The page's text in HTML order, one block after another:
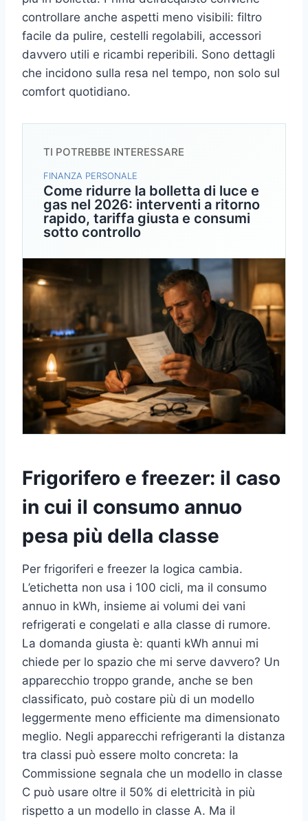
controllare anche aspetti meno visibili: filtro
facile da pulire, cestelli regolabili, accessori
davvero utili e ricambi reperibili. Sono dettagli
che incidono sulla resa nel tempo, non solo sul
comfort quotidiano.
TI POTREBBE INTERESSARE
FINANZA PERSONALE
Come ridurre la bolletta di luce e
gas nel 2026: interventi a ritorno
rapido, tariffa giusta e consumi
sotto controllo
Frigorifero e freezer: il caso
in cui il consumo annuo
pesa più della classe
Per frigoriferi e freezer la logica cambia.
L’etichetta non usa i 100 cicli, ma il consumo
annuo in kWh, insieme ai volumi dei vani
refrigerati e congelati e alla classe di rumore.
La domanda giusta è: quanti kWh annui mi
chiede per lo spazio che mi serve davvero? Un
apparecchio troppo grande, anche se ben
classificato, può costare più di un modello
leggermente meno efficiente ma dimensionato
meglio. Negli apparecchi refrigeranti la distanza
tra classi può essere molto concreta: la
Commissione segnala che un modello in classe
C può usare oltre il 50% di elettricità in più
rispetto a un modello in classe A. Ma il